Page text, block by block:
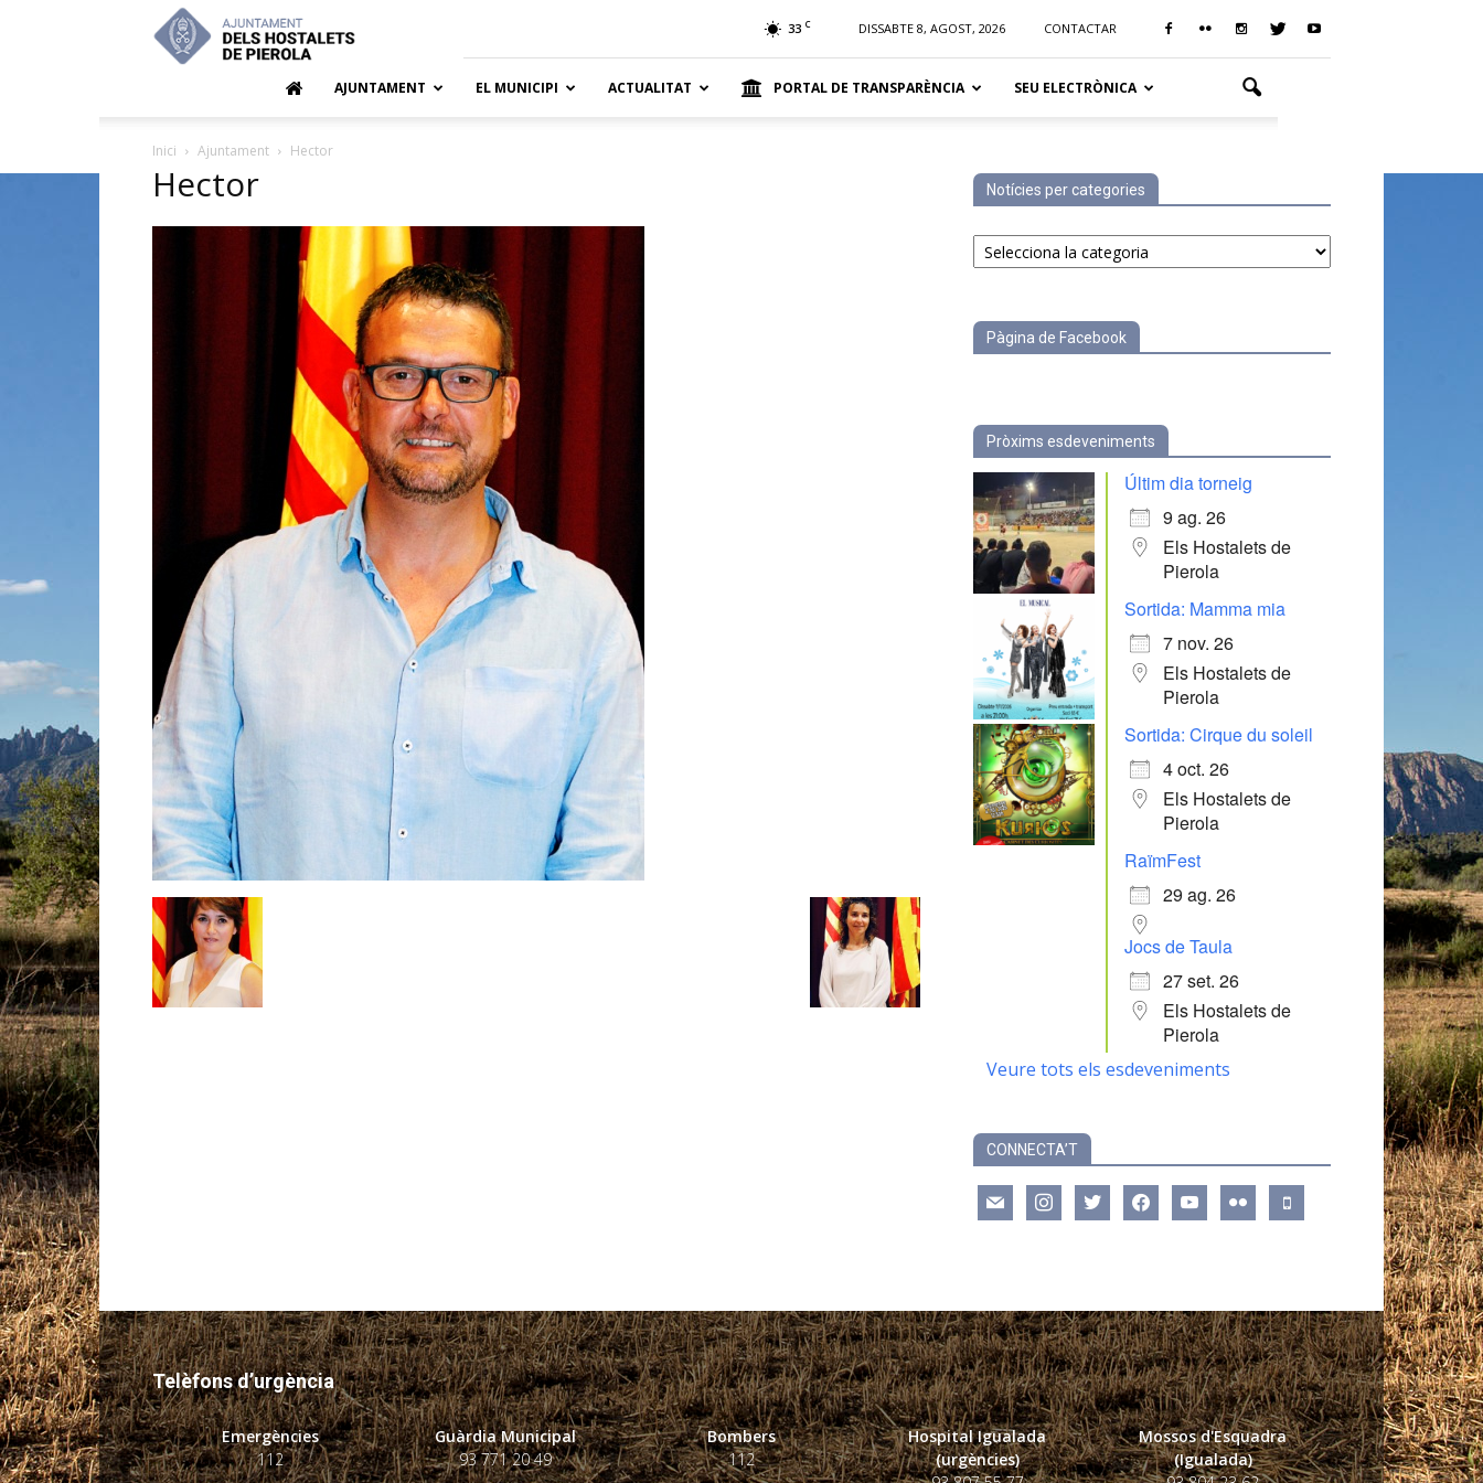
Hostalets
de
33 C DISSABTE 8, AGOST, 2026 CONTACTAR
AJUNTAMENT EL MUNICIPI ACTUALITAT PORTAL DE TRANSPARÈNCIA SEU ELECTRÒNICA
Inici Ajuntament Hector
Hector Notícies per categories
Notícies
per
Pàgina de Facebook
Pròxims esdeveniments
Últim dia torneig
9 ag. 26
Els Hostalets de
Pierola
Sortida: Mamma mia
7 nov. 26
Els Hostalets de
Pierola
Sortida: Cirque du soleil
4 oct. 26
Els Hostalets de
Pierola
RaïmFest
29 ag. 26
Jocs de Taula
27 set. 26
Els Hostalets de
Pierola
Veure tots els esdeveniments
CONNECTA’T
mail instagramtwitter facebookyoutube flickr mobile
Telèfons d’urgència
Emergències
112
Guàrdia Municipal
93 771 20 49
Bombers
112
Hospital Igualada
(urgències)
Mossos d'Esquadra
(Igualada)